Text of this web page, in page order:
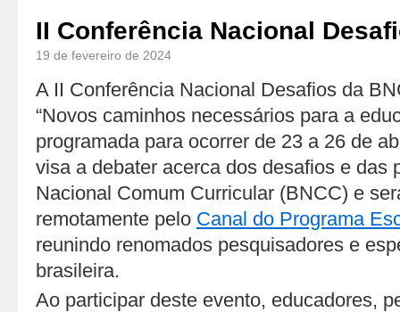
II Conferência Nacional
19 de fevereiro de 2024
A II Conferência Nacional Desafios da
“Novos caminhos necessários para a
programada para ocorrer de 23 a 26 de
visa a debater acerca dos desafios e das
Nacional Comum Curricular (BNCC) e
remotamente pelo Canal do Programa
reunindo renomados pesquisadores e
brasileira.
Ao participar deste evento, educadores,